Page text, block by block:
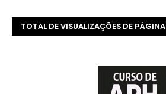
TOTAL DE VISUALIZAÇÕES DE PÁGINA